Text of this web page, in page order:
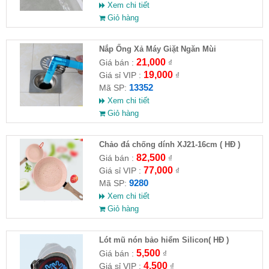
Xem chi tiết
Giỏ hàng
Nắp Ống Xả Máy Giặt Ngăn Mùi
Giá bán : 21,000₫
Giá sỉ VIP : 19,000₫
Mã SP: 13352
Xem chi tiết
Giỏ hàng
Chảo đá chống dính XJ21-16cm ( HĐ )
Giá bán : 82,500₫
Giá sỉ VIP : 77,000₫
Mã SP: 9280
Xem chi tiết
Giỏ hàng
Lót mũ nón bảo hiểm Silicon( HĐ )
Giá bán : 5,500₫
Giá sỉ VIP : 4,500₫